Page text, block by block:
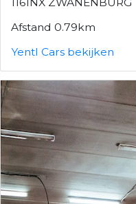
Afstand 0.79km
Yentl Cars bekijken